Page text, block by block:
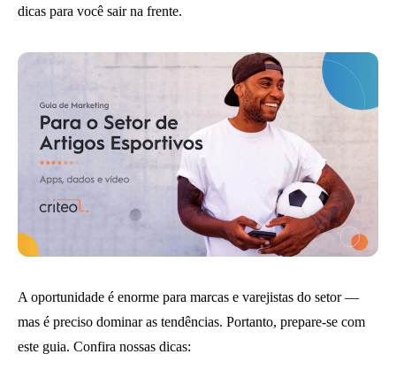
dicas para você sair na frente.
A oportunidade é enorme para marcas e varejistas do setor —
mas é preciso dominar as tendências. Portanto, prepare-se com
este guia. Confira nossas dicas: